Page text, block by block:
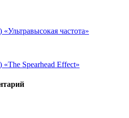
частота»
«The Spearhead Effect»